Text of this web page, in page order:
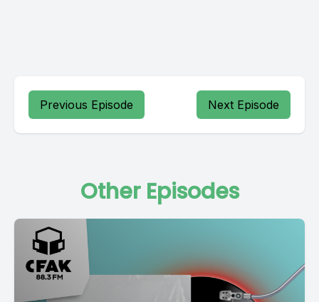
Previous Episode Next Episode
Other Episodes